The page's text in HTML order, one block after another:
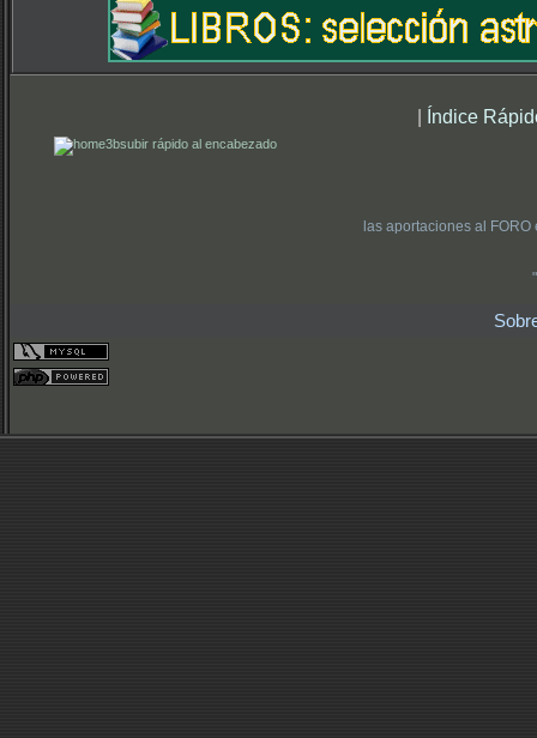
| Índice
subir rápido al encabezado
las aportaciones al